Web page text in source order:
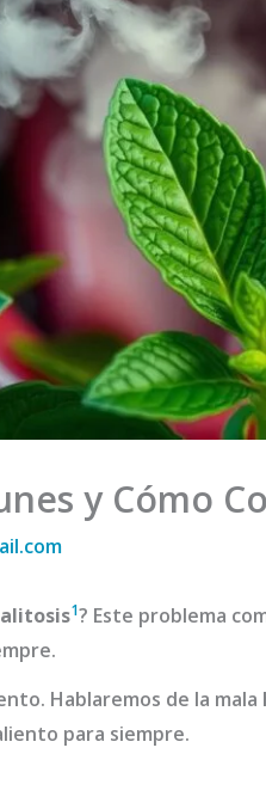
y Cómo
1? Este problema
Hablaremos de la mala
para siempre.